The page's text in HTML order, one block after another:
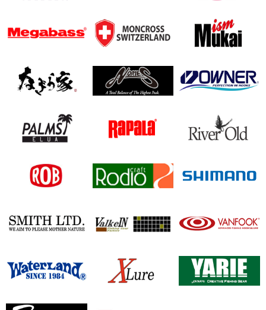
무카이
노리스
리버올드
로디오크래프트 시마노
발케인
엑스루어